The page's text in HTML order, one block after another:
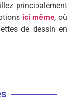
principalement
ici même, où
de dessin en